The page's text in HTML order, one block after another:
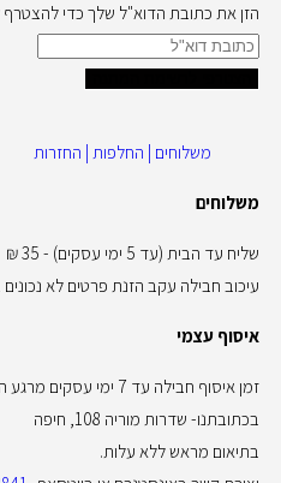
הזן את כתובת הדוא"ל שלך כדי
משלוחים | החלפות | החזרות
משלוחים
שליח עד הבית (עד 5 ימי עסקים) - 35 ₪
עיכוב חבילה עקב הזנת פרטים לא
איסוף עצמי
זמן איסוף חבילה עד 7 ימי עסקים מרגע ההזמנה
בכתובתנו- שדרות מוריה 108, חיפה
בתיאום מראש ללא עלות.